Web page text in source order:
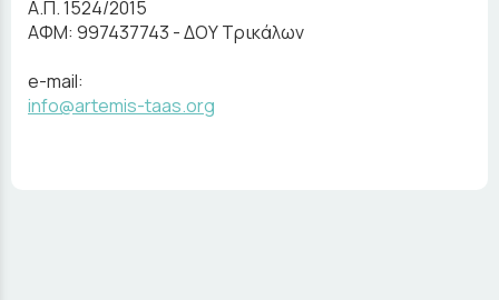
Α.Π. 1524/2015
ΑΦΜ: 997437743 - ΔΟΥ Τρικάλων
e-mail:
info@artemis-taas.org